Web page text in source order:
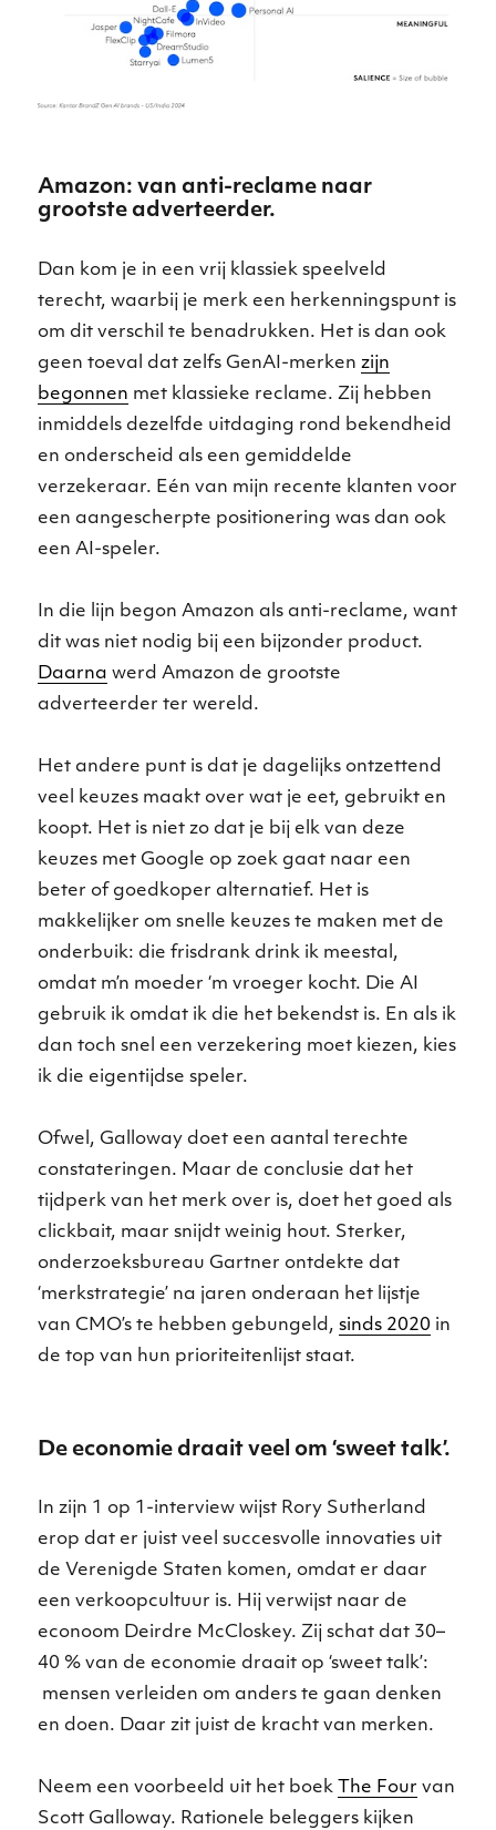
Amazon: van anti-reclame naar
grootste adverteerder.
Dan kom je in een vrij klassiek speelveld
terecht, waarbij je merk een herkenningspunt is
om dit verschil te benadrukken. Het is dan ook
geen toeval dat zelfs GenAI-merkenzijn
begonnen met klassieke reclame. Zij hebben
inmiddels dezelfde uitdaging rond bekendheid
en onderscheid als een gemiddelde
verzekeraar. Eén van mijn recente klanten voor
een aangescherpte positionering was dan ook
een AI-speler.
In die lijn begon Amazon als anti-reclame, want
dit was niet nodig bij een bijzonder product.
Daarna werd Amazon de grootste
adverteerder ter wereld.
Het andere punt is dat je dagelijks ontzettend
veel keuzes maakt over wat je eet, gebruikt en
koopt. Het is niet zo dat je bij elk van deze
keuzes met Google op zoek gaat naar een
beter of goedkoper alternatief. Het is
makkelijker om snelle keuzes te maken met de
onderbuik: die frisdrank drink ik meestal,
omdat m’n moeder ‘m vroeger kocht. Die AI
gebruik ik omdat ik die het bekendst is. En als ik
dan toch snel een verzekering moet kiezen, kies
ik die eigentijdse speler.
Ofwel, Galloway doet een aantal terechte
constateringen. Maar de conclusie dat het
tijdperk van het merk over is, doet het goed als
clickbait, maar snijdt weinig hout. Sterker,
onderzoeksbureau Gartner ontdekte dat
‘merkstrategie’ na jaren onderaan het lijstje
van CMO’s te hebben gebungeld,sinds 2020 in
de top van hun prioriteitenlijst staat.
De economie draait veel om ‘sweet talk’.
In zijn 1 op 1-interview wijst Rory Sutherland
erop dat er juist veel succesvolle innovaties uit
de Verenigde Staten komen, omdat er daar
een verkoopcultuur is. Hij verwijst naar de
econoom Deirdre McCloskey. Zij schat dat 30–
40 % van de economie draait op ‘sweet talk’:
mensen verleiden om anders te gaan denken
en doen. Daar zit juist de kracht van merken.
Neem een voorbeeld uit het boek The Four van
Scott Galloway. Rationele beleggers kijken